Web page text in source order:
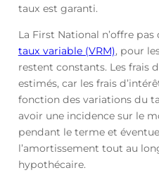
taux est garanti.
La First National n’offre pas
taux variable (VRM), pour
restent constants. Les frais
estimés, car les frais
fonction des variations du
avoir une incidence sur le
pendant le terme et
l’amortissement tout au
hypothécaire.